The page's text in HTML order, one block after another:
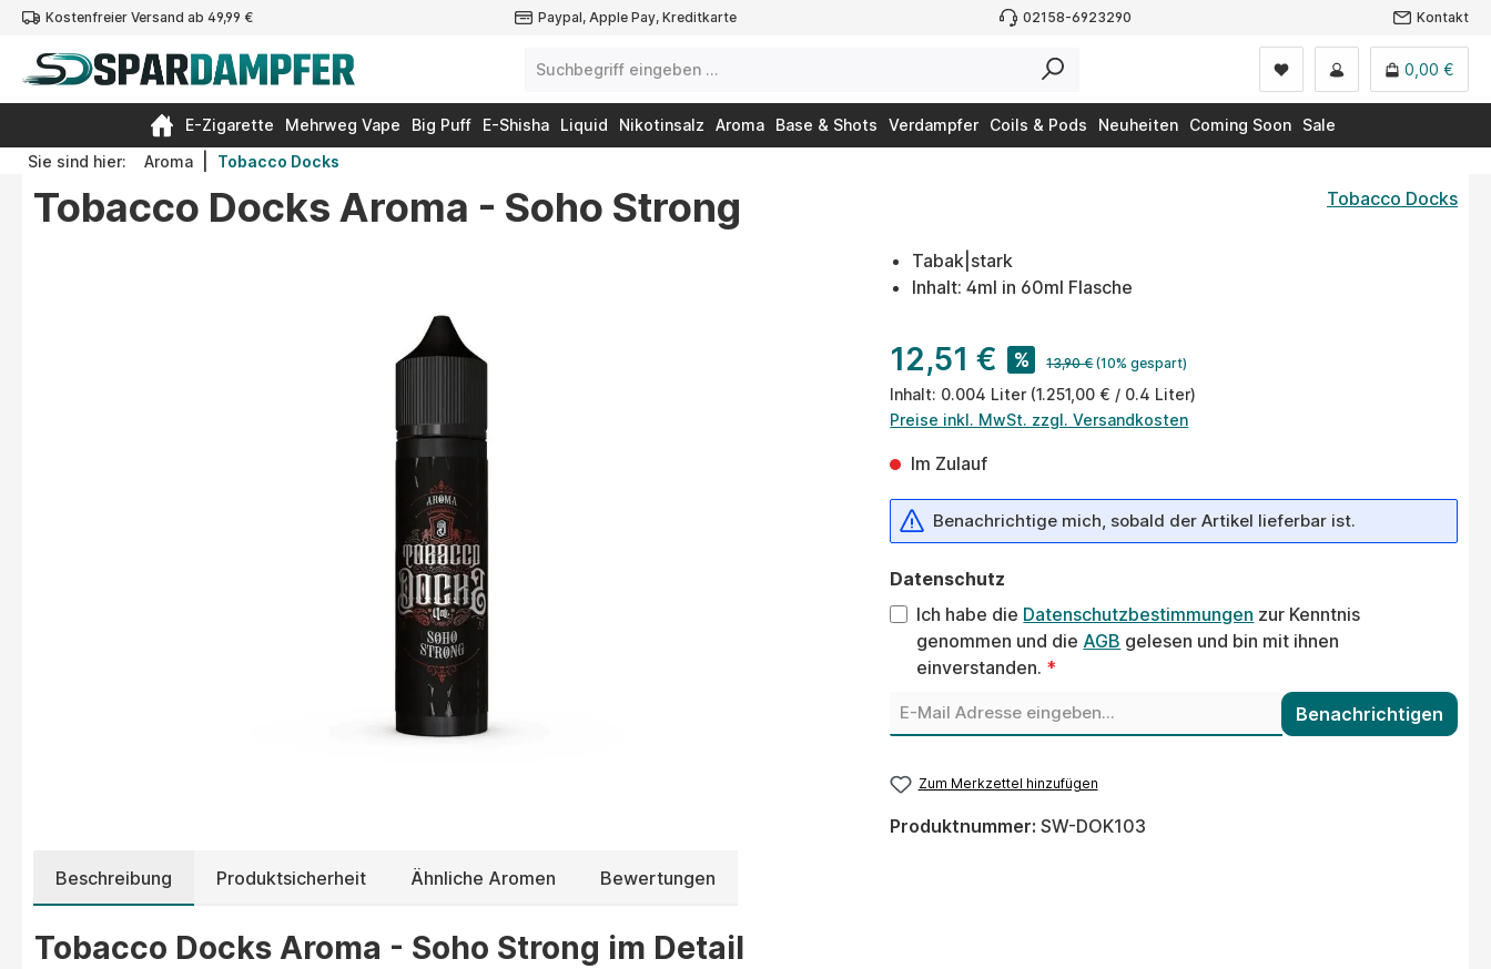
Zur Hauptnavigation springen
Kostenfreier Versand ab 49,99 € Paypal, Apple Pay, Kreditkarte 02158-6923290 Kontakt
0,00 €
E-Zigarette Mehrweg Vape Big Puff E-Shisha Liquid Nikotinsalz Aroma Base & Shots Verdampfer Coils & Pods Neuheiten Coming Soon
Sale
Sie sind hier:
Aroma Tobacco Docks
Tobacco Docks Aroma - Soho Strong Tobacco Docks
Tabak|stark
Inhalt: 4ml in 60ml Flasche
12,51 € % 13,90 € (10% gespart)
Inhalt: 0.004 Liter (1.251,00 € / 0.4 Liter)
Preise inkl. MwSt. zzgl. Versandkosten
Im Zulauf
Benachrichtige mich, sobald der Artikel lieferbar ist.
Datenschutz
Ich habe die Datenschutzbestimmungen zur Kenntnis
genommen und die AGB gelesen und bin mit ihnen
einverstanden. *
Benachrichtigen
Zum Merkzettel hinzufügen
Produktnummer:SW-DOK103
Beschreibung Produktsicherheit Ähnliche Aromen Bewertungen
Tobacco Docks Aroma - Soho Strong im Detail